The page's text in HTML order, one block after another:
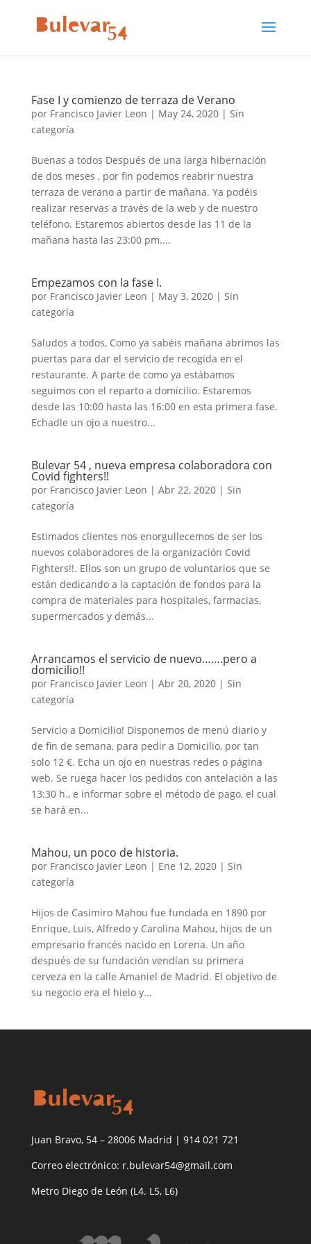
Fase I y comienzo de terraza de Verano
por Francisco Javier Leon | May 24, 2020| Sin
categoría
Buenas a todos Después de una larga hibernación
de dos meses , por fin podemos reabrir nuestra
terraza de verano a partir de mañana. Ya podéis
realizar reservas a través de la web y de nuestro
teléfono. Estaremos abiertos desde las 11 de la
mañana hasta las 23:00 pm....
Empezamos con la fase I.
por Francisco Javier Leon | May 3, 2020| Sin
categoría
Saludos a todos, Como ya sabéis mañana abrimos las
puertas para dar el servicio de recogida en el
restaurante. A parte de como ya estábamos
seguimos con el reparto a domicilio. Estaremos
desde las 10:00 hasta las 16:00 en esta primera fase.
Echadle un ojo a nuestro...
Bulevar 54 , nueva empresa colaboradora con
Covid fighters!!
por Francisco Javier Leon | Abr 22, 2020| Sin
categoría
Estimados clientes nos enorgullecemos de ser los
nuevos colaboradores de la organización Covid
Fighters!!. Ellos son un grupo de voluntarios que se
están dedicando a la captación de fondos para la
compra de materiales para hospitales, farmacias,
supermercados y demás...
Arrancamos el servicio de nuevo…….pero a
domicilio!!
por Francisco Javier Leon | Abr 20, 2020| Sin
categoría
Servicio a Domicilio! Disponemos de menú diario y
de fin de semana, para pedir a Domicilio, por tan
solo 12 €. Echa un ojo en nuestras redes o página
web. Se ruega hacer los pedidos con antelación a las
13:30 h., e informar sobre el método de pago, el cual
se hará en...
Mahou, un poco de historia.
por Francisco Javier Leon | Ene 12, 2020| Sin
categoría
Hijos de Casimiro Mahou fue fundada en 1890 por
Enrique, Luis, Alfredo y Carolina Mahou, hijos de un
empresario francés nacido en Lorena. Un año
después de su fundación vendían su primera
cerveza en la calle Amaniel de Madrid. El objetivo de
su negocio era el hielo y...
Juan Bravo, 54 – 28006 Madrid | 914 021 721
Correo electrónico: r.bulevar54@gmail.com
Metro Diego de León (L4. L5, L6)